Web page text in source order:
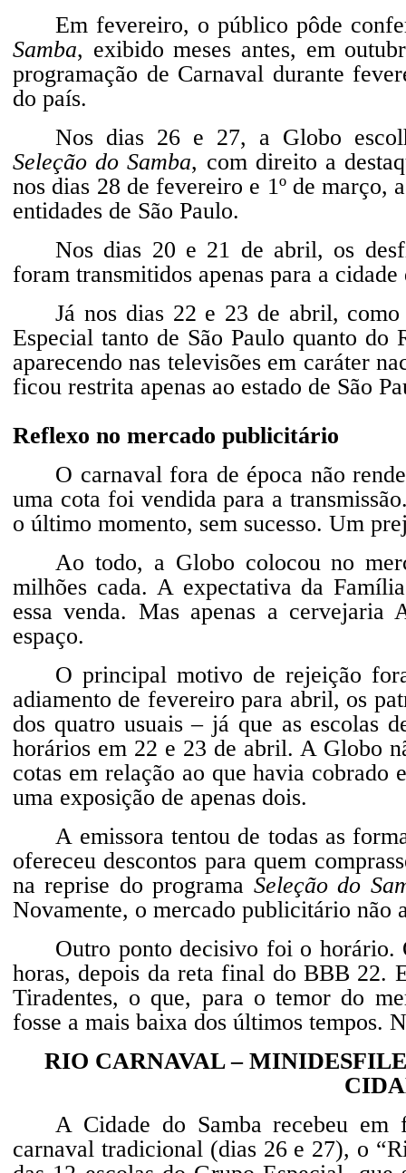
Em fevereiro, o público pôde
Samba, exibido meses antes, em
programação de Carnaval durante
do país.
Nos dias 26 e 27, a Globo
Seleção do Samba, com direito a
nos dias 28 de fevereiro e 1º de março,
entidades de São Paulo.
Nos dias 20 e 21 de abril, os
foram transmitidos apenas para a
Já nos dias 22 e 23 de abril, como
Especial tanto de São Paulo quanto
aparecendo nas televisões em caráter
ficou restrita apenas ao estado de São
Reflexo no mercado publicitário
O carnaval fora de época não
uma cota foi vendida para a
o último momento, sem sucesso. Um
Ao todo, a Globo colocou no
milhões cada. A expectativa da
essa venda. Mas apenas a cervejaria
espaço.
O principal motivo de rejeição
adiamento de fevereiro para abril, os
dos quatro usuais – já que as escolas
horários em 22 e 23 de abril. A Globo
cotas em relação ao que havia
uma exposição de apenas dois.
A emissora tentou de todas as
ofereceu descontos para quem
na reprise do programa Seleção do
Novamente, o mercado publicitário não
Outro ponto decisivo foi o horário.
horas, depois da reta final do BBB 22.
Tiradentes, o que, para o temor do
fosse a mais baixa dos últimos tempos.
RIO CARNAVAL –
A Cidade do Samba recebeu
carnaval tradicional (dias 26 e 27), o